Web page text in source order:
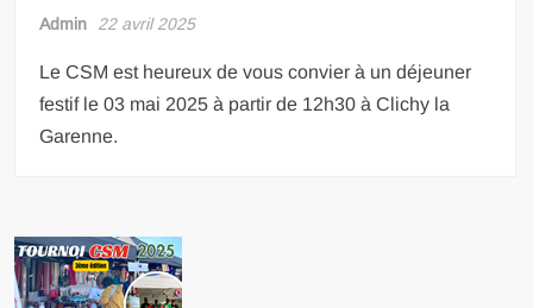
Admin 22 avril 2025
Le CSM est heureux de vous convier à un déjeuner
festif le 03 mai 2025 à partir de 12h30 à Clichy la
Garenne.